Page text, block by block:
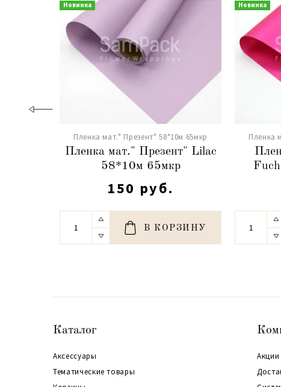
Новинка
Пленка мат." Презент" 58*10м 65мкр
Пленка мат." Презент" Lilac
58*10м 65мкр
150 руб.
В КОРЗИНУ
Новинка
Пленка
Каталог
Аксессуары
Тематические товары